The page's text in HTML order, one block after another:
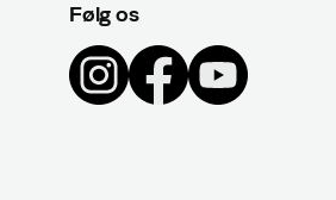
Følg os